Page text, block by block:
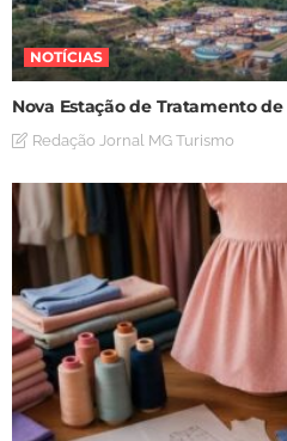
NOTÍCIAS
Nova Estação de Tratamento
Redação Jornal MG Turismo